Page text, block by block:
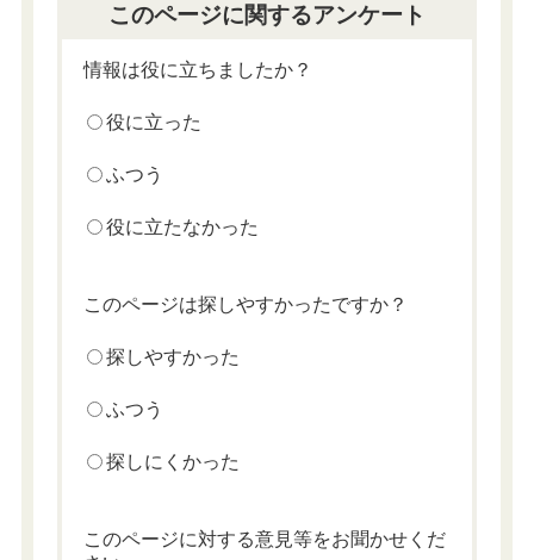
このページに関するアンケート
情報は役に立ちましたか？
役に立った
ふつう
役に立たなかった
このページは探しやすかったですか？
探しやすかった
ふつう
探しにくかった
このページに対する意見等をお聞かせくだ